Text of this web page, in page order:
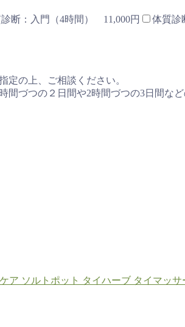
断：入門（4時間） 11,000円 体質診
定の上、ご相談ください。
づつの２日間や2時間づつの3日間など
ア ソルトポット タイハーブ タイマッサ